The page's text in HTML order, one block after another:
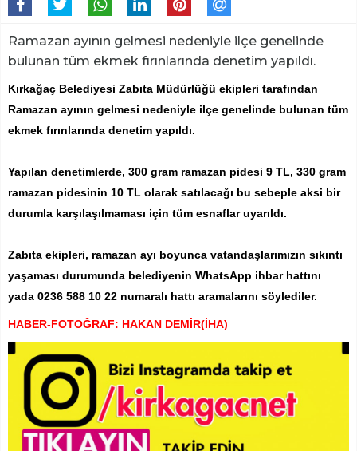
Ramazan ayının gelmesi nedeniyle ilçe genelinde
bulunan tüm ekmek fırınlarında denetim yapıldı.
Kırkağaç Belediyesi Zabıta Müdürlüğü ekipleri tarafından
Ramazan ayının gelmesi nedeniyle ilçe genelinde bulunan tüm
ekmek fırınlarında denetim yapıldı.
Yapılan denetimlerde, 300 gram ramazan pidesi 9 TL, 330 gram
ramazan pidesinin 10 TL olarak satılacağı bu sebeple aksi bir
durumla karşılaşılmaması için tüm esnaflar uyarıldı.
Zabıta ekipleri, ramazan ayı boyunca vatandaşlarımızın sıkıntı
yaşaması durumunda belediyenin WhatsApp ihbar hattını
yada 0236 588 10 22 numaralı hattı aramalarını söylediler.
HABER-FOTOĞRAF: HAKAN DEMİR(İHA)